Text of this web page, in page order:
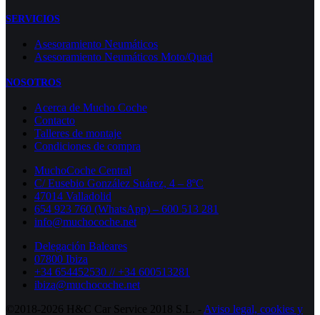
SERVICIOS
Asesoramiento Neumáticos
Asesoramiento Neumáticos Moto/Quad
NOSOTROS
Acerca de Mucho Coche
Contacto
Talleres de montaje
Condiciones de compra
MuchoCoche Central
C/ Eusebio González Suárez, 4 – 8ºC
47014 Valladolid
654 923 760 (WhatsApp) – 600 513 281
info@muchocoche.net
Delegación Baleares
07800 Ibiza
+34 654452530 // +34 600513281
ibiza@muchocoche.net
©2018-2026 H&C Car Service 2018 S.L. - Aviso legal, cookies y